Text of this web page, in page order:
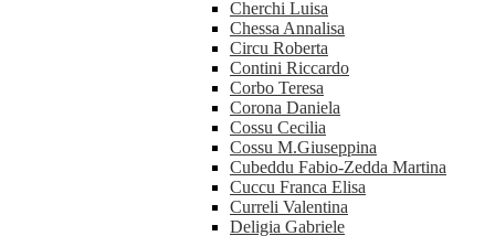
Cherchi Luisa
Chessa Annalisa
Circu Roberta
Contini Riccardo
Corbo Teresa
Corona Daniela
Cossu Cecilia
Cossu M.Giuseppina
Cubeddu Fabio-Zedda Martina
Cuccu Franca Elisa
Curreli Valentina
Deligia Gabriele